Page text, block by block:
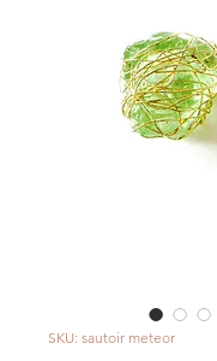
SKU: sautoir meteor